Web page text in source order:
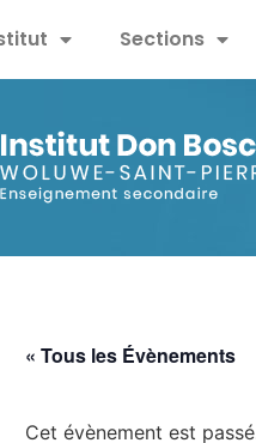
Sections
« Tous les Évènements
Cet évènement est